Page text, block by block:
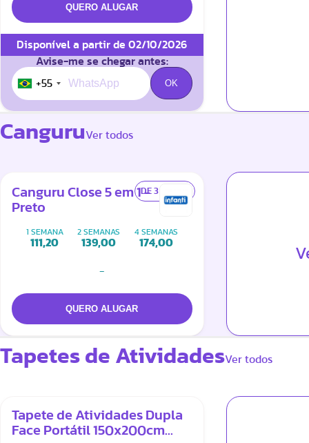
Disponível a partir de 02/10/2026
Avise-me se chegar antes:
+55
CanguruVer todos
DE 3 A 15 KG
Canguru Close 5 em 1 -
Preto
1 SEMANA
111,20
2 SEMANAS
139,00
4 SEMANAS
174,00
-
Tapetes de AtividadesVer todos
Tapete de Atividades Dupla
Face Portátil 150x200cm